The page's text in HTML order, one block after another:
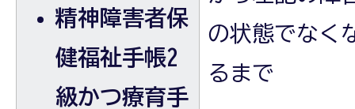
精神障害者保
健福祉手帳2
級かつ療育手
の状態でなく
るまで